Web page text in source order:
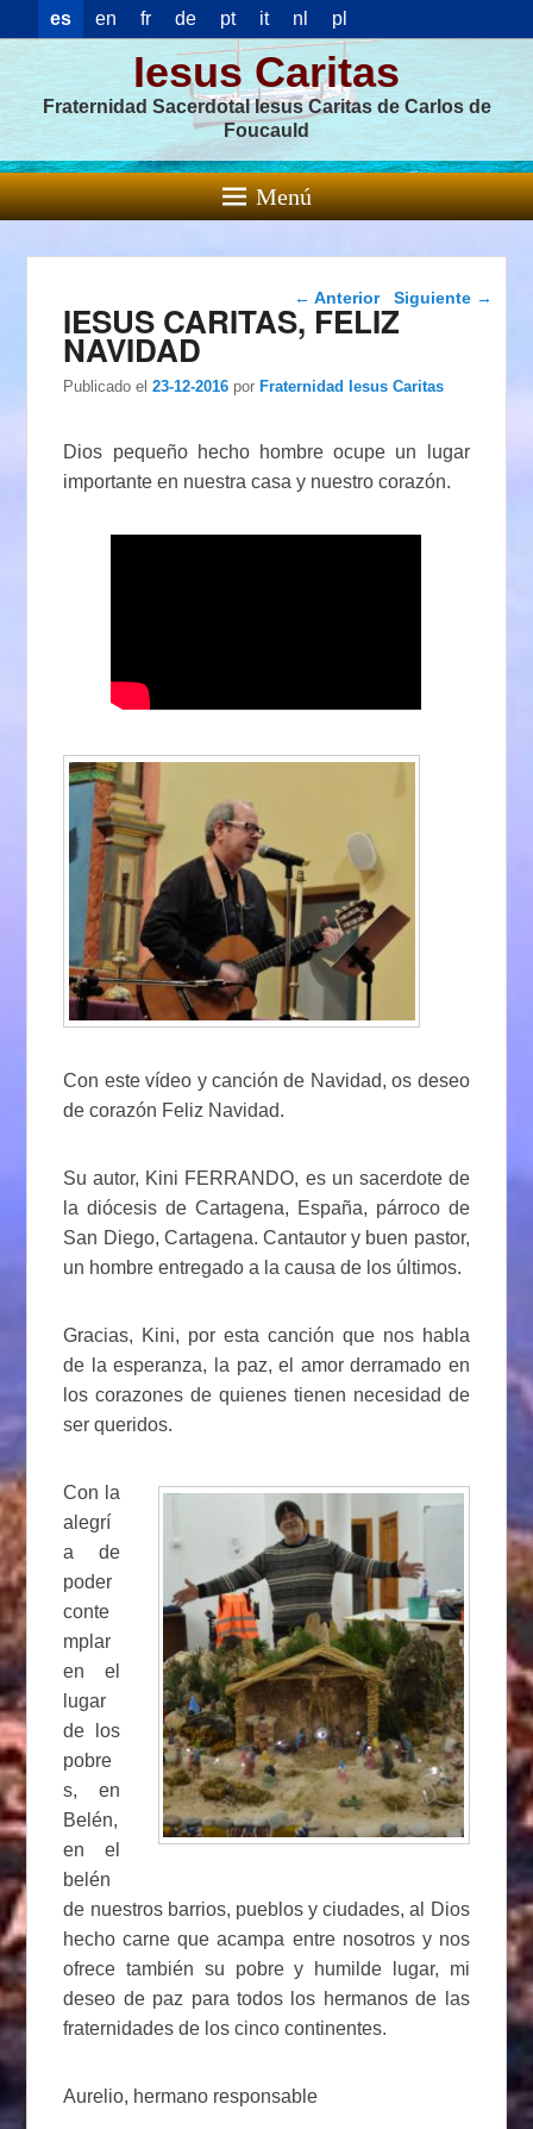
es en fr de pt it nl pl
Iesus Caritas
Fraternidad Sacerdotal Iesus Caritas de Carlos de
Foucauld
Menú
Navegación de
entradas
← Anterior Siguiente →
IESUS CARITAS, FELIZ
NAVIDAD
Publicado el 23-12-2016 porFraternidad Iesus Caritas
Dios pequeño hecho hombre ocupe un lugar
importante en nuestra casa y nuestro corazón.
Con este vídeo y canción de Navidad, os deseo
de corazón Feliz Navidad.
Su autor, Kini FERRANDO, es un sacerdote de
la diócesis de Cartagena, España, párroco de
San Diego, Cartagena. Cantautor y buen pastor,
un hombre entregado a la causa de los últimos.
Gracias, Kini, por esta canción que nos habla
de la esperanza, la paz, el amor derramado en
los corazones de quienes tienen necesidad de
ser queridos.
Con la
alegrí
a de
poder
conte
mplar
en el
lugar
de los
pobre
s, en
Belén,
en el
belén
de nuestros barrios, pueblos y ciudades, al Dios
hecho carne que acampa entre nosotros y nos
ofrece también su pobre y humilde lugar, mi
deseo de paz para todos los hermanos de las
fraternidades de los cinco continentes.
Aurelio, hermano responsable